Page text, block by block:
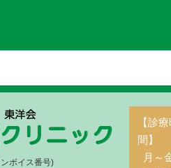
ボイス番号)
【診
間】
月～